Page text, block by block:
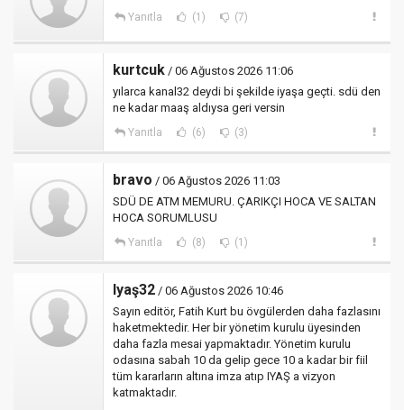
Yanıtla (1) (7)
kurtcuk / 06 Ağustos 2026 11:06
yılarca kanal32 deydi bi şekilde iyaşa geçti. sdü den
ne kadar maaş aldıysa geri versin
Yanıtla (6) (3)
bravo / 06 Ağustos 2026 11:03
SDÜ DE ATM MEMURU. ÇARIKÇI HOCA VE SALTAN
HOCA SORUMLUSU
Yanıtla (8) (1)
Iyaş32 / 06 Ağustos 2026 10:46
Sayın editör, Fatih Kurt bu övgülerden daha fazlasını
haketmektedir. Her bir yönetim kurulu üyesinden
daha fazla mesai yapmaktadır. Yönetim kurulu
odasına sabah 10 da gelip gece 10 a kadar bir fiil
tüm kararların altına imza atıp IYAŞ a vizyon
katmaktadır.